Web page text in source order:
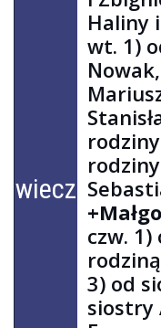
wieczorem
Haliny
wt. 1)
czw.
3) od
siostry